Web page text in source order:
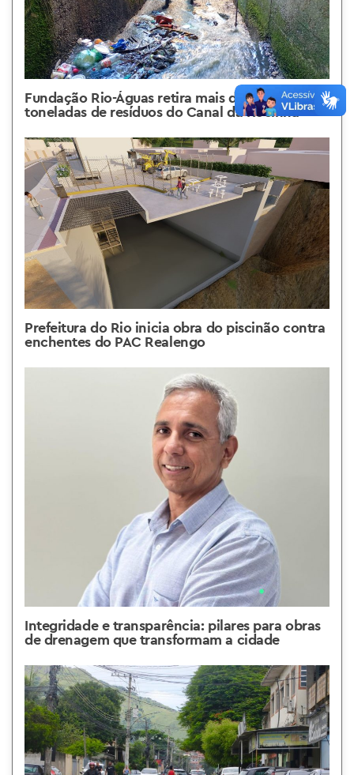
Fundação Rio-Águas retira mais de 400
toneladas de resíduos do Canal da Rocinha
Prefeitura do Rio inicia obra do piscinão contra
enchentes do PAC Realengo
Integridade e transparência: pilares para obras
de drenagem que transformam a cidade